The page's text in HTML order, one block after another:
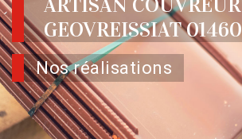
ARTISAN COUVREUR
GEOVREISSIAT 01460
Nos réalisations